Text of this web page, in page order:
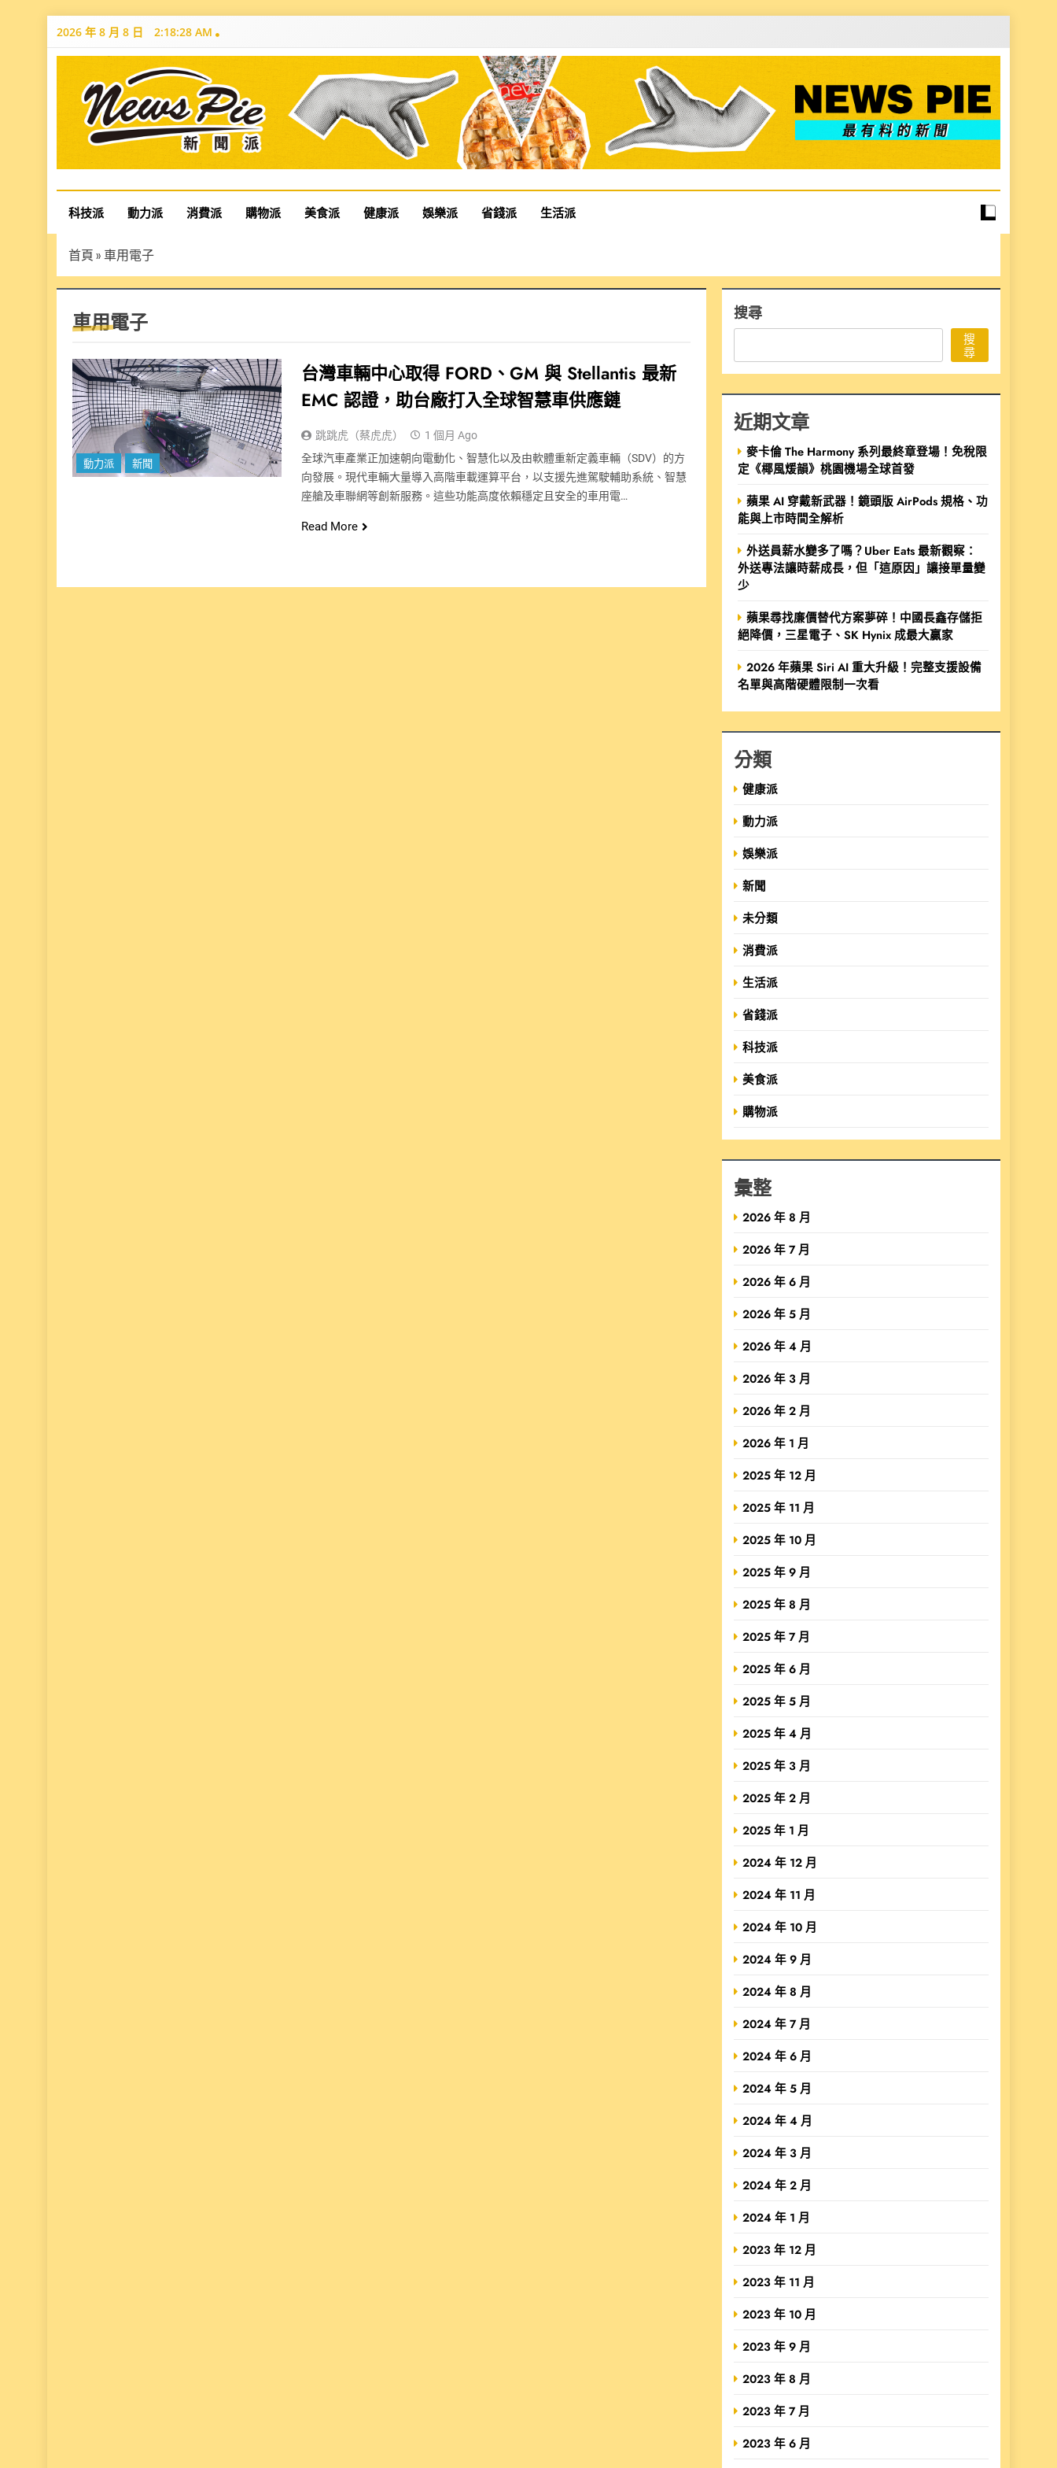
Skip
2026 年 8 月 8 日 2:18:29 AM
News Pie
最有料的新聞
科技派 動力派 消費派 購物派 美食派 健康派 娛樂派 省錢派 生活派
首頁 » 車用電子
車用電子
動力派 新聞
台灣車輛中心取得 FORD、GM 與 Stellantis 最新
EMC 認證，助台廠打入全球智慧車供應鏈
跳跳虎（蔡虎虎）
1 個月 Ago
全球汽車產業正加速朝向電動化、智慧化以及由軟體重新定義車輛（SDV）的方
向發展。現代車輛大量導入高階車載運算平台，以支援先進駕駛輔助系統、智慧
座艙及車聯網等創新服務。這些功能高度依賴穩定且安全的車用電…
Read More
搜尋
搜
尋
近期文章
麥卡倫 The Harmony 系列最終章登場！免稅限
定《椰風煖韻》桃園機場全球首發
蘋果 AI 穿戴新武器！鏡頭版 AirPods 規格、功
能與上市時間全解析
外送員薪水變多了嗎？Uber Eats 最新觀察：
外送專法讓時薪成長，但「這原因」讓接單量變
少
蘋果尋找廉價替代方案夢碎！中國長鑫存儲拒
絕降價，三星電子、SK Hynix 成最大贏家
2026 年蘋果 Siri AI 重大升級！完整支援設備
名單與高階硬體限制一次看
分類
健康派
動力派
娛樂派
新聞
未分類
消費派
生活派
省錢派
科技派
美食派
購物派
彙整
2026 年 8 月
2026 年 7 月
2026 年 6 月
2026 年 5 月
2026 年 4 月
2026 年 3 月
2026 年 2 月
2026 年 1 月
2025 年 12 月
2025 年 11 月
2025 年 10 月
2025 年 9 月
2025 年 8 月
2025 年 7 月
2025 年 6 月
2025 年 5 月
2025 年 4 月
2025 年 3 月
2025 年 2 月
2025 年 1 月
2024 年 12 月
2024 年 11 月
2024 年 10 月
2024 年 9 月
2024 年 8 月
2024 年 7 月
2024 年 6 月
2024 年 5 月
2024 年 4 月
2024 年 3 月
2024 年 2 月
2024 年 1 月
2023 年 12 月
2023 年 11 月
2023 年 10 月
2023 年 9 月
2023 年 8 月
2023 年 7 月
2023 年 6 月